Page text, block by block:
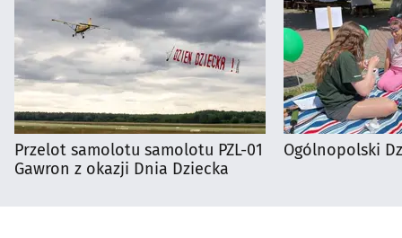
Przelot samolotu samolotu PZL-01
Gawron z okazji Dnia Dziecka
Ogólnopolski